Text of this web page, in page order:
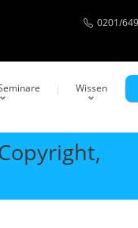
0201/
Wissen